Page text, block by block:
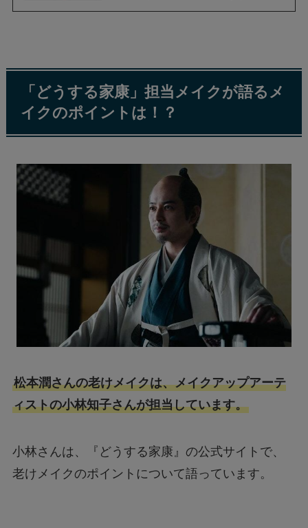
「どうする家康」担当メイクが語るメ
イクのポイントは！？
松本潤さんの老けメイクは、メイクアップアーテ
ィストの小林知子さんが担当しています。
小林さんは、『どうする家康』の公式サイトで、
老けメイクのポイントについて語っています。